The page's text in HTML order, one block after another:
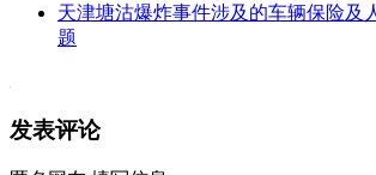
天津塘沽爆炸事件涉及的车辆保险及
题
发表评论